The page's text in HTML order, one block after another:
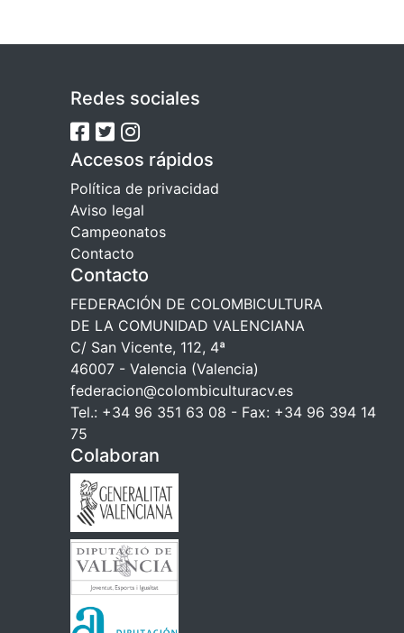
Redes sociales
Accesos rápidos
Política de privacidad
Aviso legal
Campeonatos
Contacto
Contacto
FEDERACIÓN DE COLOMBICULTURA
DE LA COMUNIDAD VALENCIANA
C/ San Vicente, 112, 4ª
46007 - Valencia (Valencia)
federacion@colombiculturacv.es
Tel.: +34 96 351 63 08 - Fax: +34 96 394 14
75
Colaboran